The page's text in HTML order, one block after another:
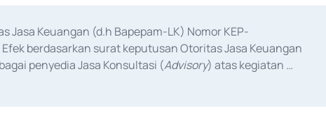
Keuangan (d.h Bapepam-LK) Nomor KEP-
berdasarkan surat keputusan Otoritas Jasa Keuangan
penyedia Jasa Konsultasi (Advisory) atas kegiatan